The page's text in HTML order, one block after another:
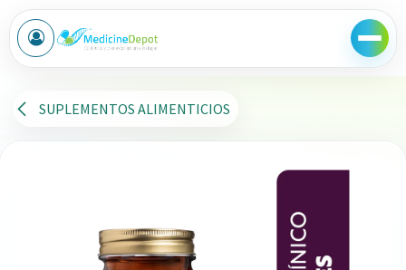
Ir al contenido
SUPLEMENTOS ALIMENTICIOS